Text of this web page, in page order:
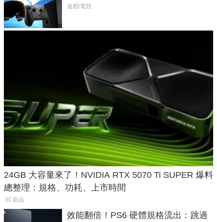
遊戲/電競
24GB 大容量來了！NVIDIA RTX 5070 Ti SUPER 爆料
總整理：規格、功耗、上市時間
3C新品
效能翻倍！PS6 硬體規格流出：跳過